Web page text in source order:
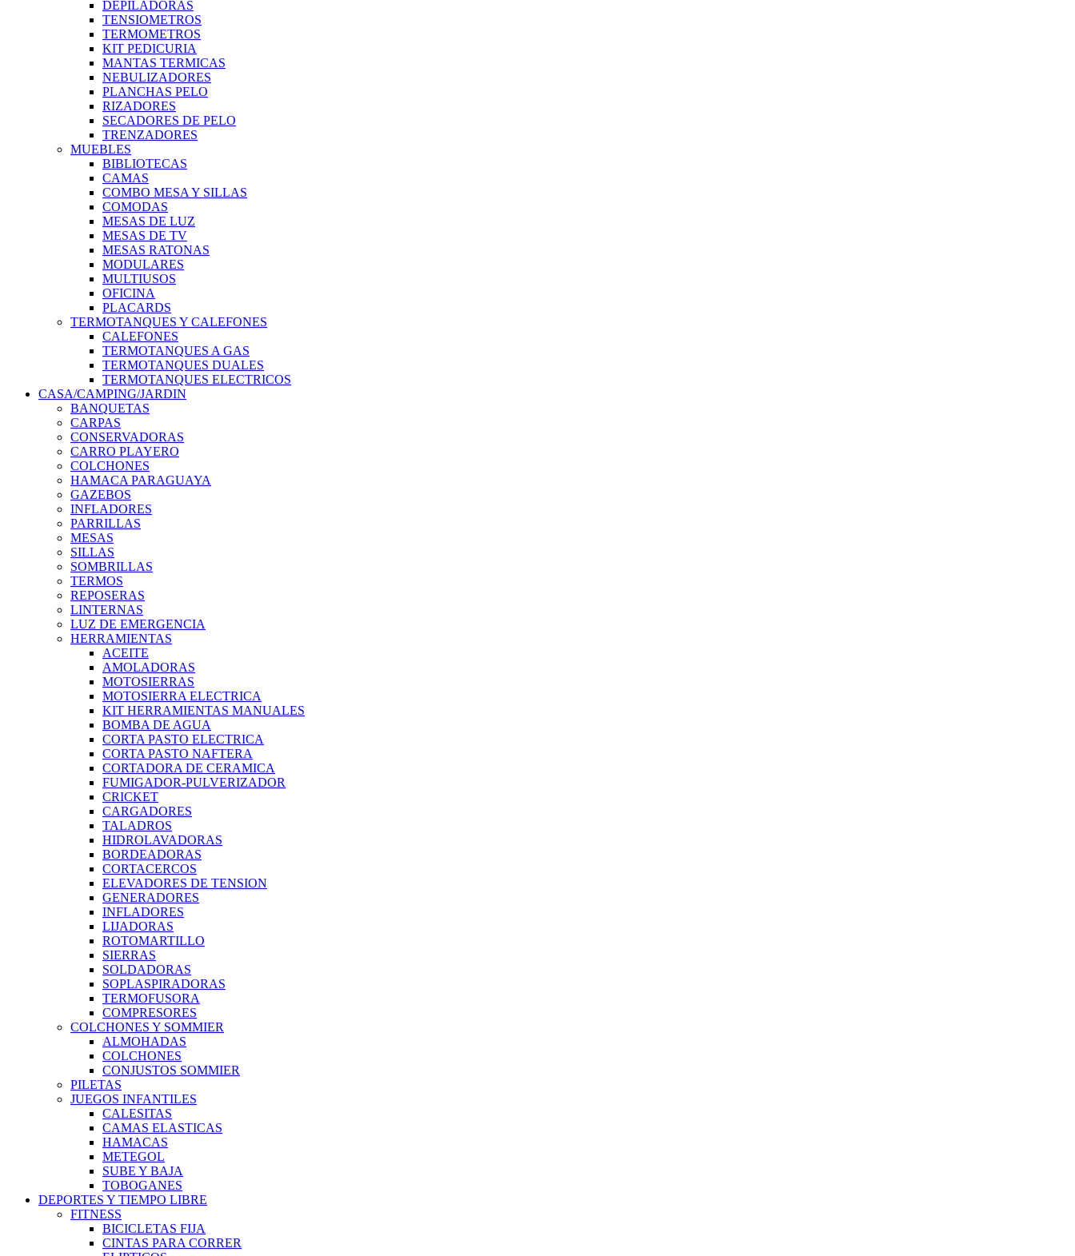
DEPILADORAS
TENSIOMETROS
TERMOMETROS
KIT PEDICURIA
MANTAS TERMICAS
NEBULIZADORES
PLANCHAS PELO
RIZADORES
SECADORES DE PELO
TRENZADORES
MUEBLES
BIBLIOTECAS
CAMAS
COMBO MESA Y SILLAS
COMODAS
MESAS DE LUZ
MESAS DE TV
MESAS RATONAS
MODULARES
MULTIUSOS
OFICINA
PLACARDS
TERMOTANQUES Y CALEFONES
CALEFONES
TERMOTANQUES A GAS
TERMOTANQUES DUALES
TERMOTANQUES ELECTRICOS
CASA/CAMPING/JARDIN
BANQUETAS
CARPAS
CONSERVADORAS
CARRO PLAYERO
COLCHONES
HAMACA PARAGUAYA
GAZEBOS
INFLADORES
PARRILLAS
MESAS
SILLAS
SOMBRILLAS
TERMOS
REPOSERAS
LINTERNAS
LUZ DE EMERGENCIA
HERRAMIENTAS
ACEITE
AMOLADORAS
MOTOSIERRAS
MOTOSIERRA ELECTRICA
KIT HERRAMIENTAS MANUALES
BOMBA DE AGUA
CORTA PASTO ELECTRICA
CORTA PASTO NAFTERA
CORTADORA DE CERAMICA
FUMIGADOR-PULVERIZADOR
CRICKET
CARGADORES
TALADROS
HIDROLAVADORAS
BORDEADORAS
CORTACERCOS
ELEVADORES DE TENSION
GENERADORES
INFLADORES
LIJADORAS
ROTOMARTILLO
SIERRAS
SOLDADORAS
SOPLASPIRADORAS
TERMOFUSORA
COMPRESORES
COLCHONES Y SOMMIER
ALMOHADAS
COLCHONES
CONJUSTOS SOMMIER
PILETAS
JUEGOS INFANTILES
CALESITAS
CAMAS ELASTICAS
HAMACAS
METEGOL
SUBE Y BAJA
TOBOGANES
DEPORTES Y TIEMPO LIBRE
FITNESS
BICICLETAS FIJA
CINTAS PARA CORRER